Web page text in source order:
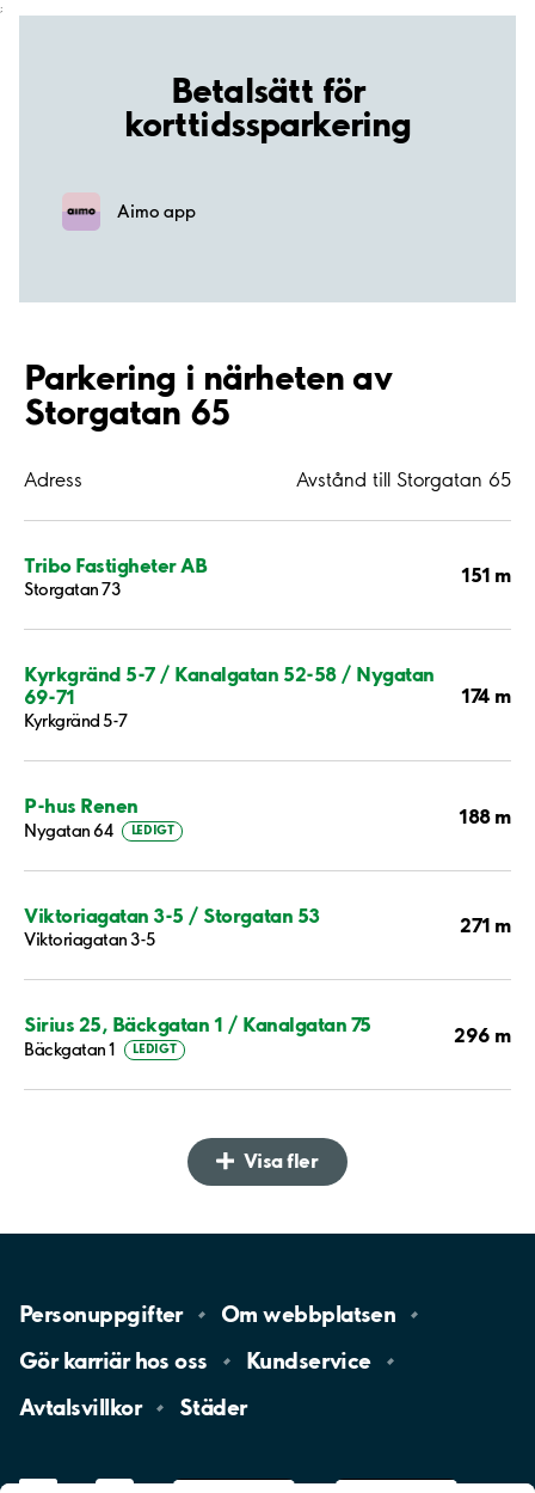
;
Betalsätt för
korttidssparkering
Aimo app
Parkering i närheten av
Storgatan 65
Adress Avstånd till Storgatan 65
Tribo Fastigheter AB
Storgatan 73
151 m
Kyrkgränd 5-7 / Kanalgatan 52-58 / Nygatan
69-71
Kyrkgränd 5-7
174 m
P-hus Renen
Nygatan 64 LEDIGT
188 m
Viktoriagatan 3-5 / Storgatan 53
Viktoriagatan 3-5
271 m
Sirius 25, Bäckgatan 1 / Kanalgatan 75
Bäckgatan 1 LEDIGT
296 m
Visa fler
Personuppgifter Omwebbplatsen
Gör karriär hososs
Kundservice
Avtalsvillkor
Städer